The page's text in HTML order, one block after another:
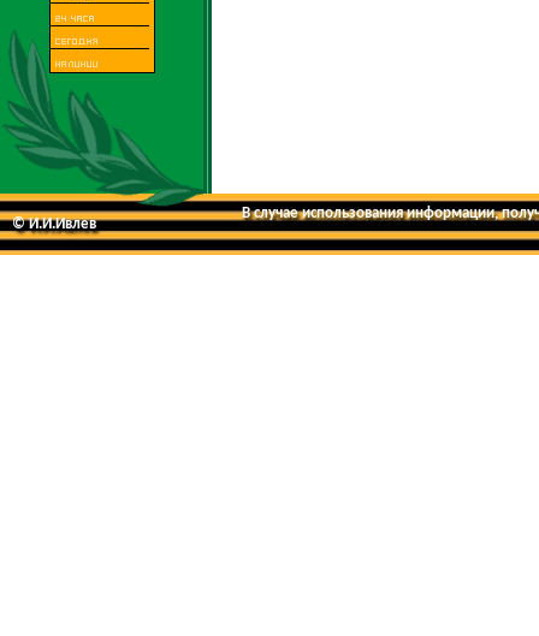
© И.И.Ивлев
В случае использования информации,